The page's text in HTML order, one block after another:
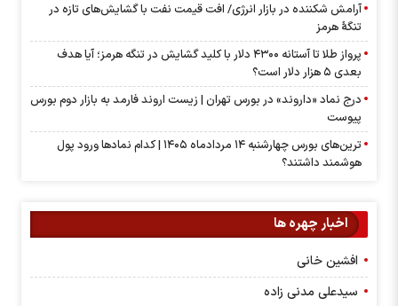
آرامش شکننده در بازار انرژی/ افت قیمت نفت با گشایش‌های تازه در
تنگۀ هرمز
پرواز طلا تا آستانه ۴۳۰۰ دلار با کلید گشایش در تنگه هرمز؛ آیا هدف
بعدی ۵ هزار دلار است؟
درج نماد «داروند» در بورس تهران | زیست اروند فارمد به بازار دوم بورس
پیوست
ترین‌های بورس چهارشنبه ۱۴ مردادماه ۱۴۰۵ | کدام نماد‌ها ورود پول
هوشمند داشتند؟
اخبار چهره ها
افشین خانی
سیدعلی مدنی زاده